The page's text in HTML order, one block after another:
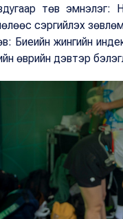
төв эмнэлэг:
сэргийлэх
Биеийн жингийн
өврийн дэвтэр